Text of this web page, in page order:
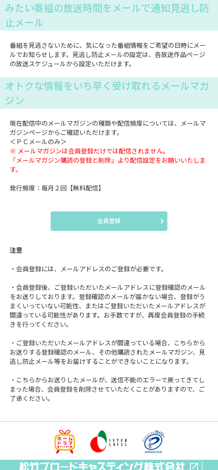
みたい番組の放送時間をメールで通知見逃し防
止メール
番組を見逃さないために、気になった番組情報をご希望の日時にメー
ルでお知らせします。見逃し防止メールの設定は、各放送作品ページ
の放送スケジュールから設定いただけます。
オトクな情報をいち早く受け取れるメールマガ
ジン
現在配信中のメールマガジンの種類や配信頻度については、メールマ
ガジンページからご確認いただけます。
＜ＰＣメールのみ＞
※ メールマガジンは会員登録だけでは配信されません。
「メールマガジン購読の登録と削除」より配信設定をお願いいたしま
す。
発行頻度：毎月２回【無料配信】
会員登録
注意
・会員登録には、メールアドレスのご登録が必要です。
・会員登録後、ご登録いただいたメールアドレスに登録確認のメール
をお送りしております。登録確認のメールが届かない場合、登録がう
まくいっていない可能性、またはご登録いただいたメールアドレスが
間違っている可能性があります。お手数ですが、再度会員登録の手続
きを行ってください。
・ご登録いただいたメールアドレスが間違っている場合、こちらから
お送りする登録確認のメール、その他購読されたメールマガジン、見
逃し防止メール等をお届けすることができないことになります。
・こちらからお送りしたメールが、送信不能のエラーで戻ってきてし
まった場合、会員登録を削除させていただくことがありますので、ご
了承ください。